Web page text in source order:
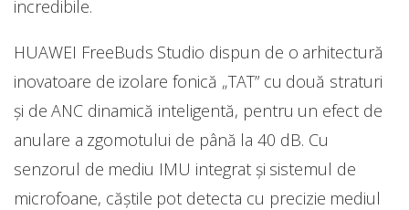
incredibile.
HUAWEI FreeBuds Studio dispun de o arhitectură
inovatoare de izolare fonică „TAT” cu două straturi
și de ANC dinamică inteligentă, pentru un efect de
anulare a zgomotului de până la 40 dB. Cu
senzorul de mediu IMU integrat și sistemul de
microfoane, căștile pot detecta cu precizie mediul